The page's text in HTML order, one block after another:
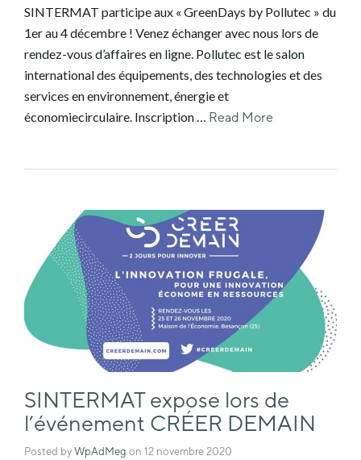
SINTERMAT participe aux « GreenDays by Pollutec » du
1er au 4 décembre ! Venez échanger avec nous lors de
rendez-vous d’affaires en ligne. Pollutec est le salon
international des équipements, des technologies et des
services en environnement, énergie et
économiecirculaire. Inscription … Read More
SINTERMAT expose lors de
l’événement CRÉER DEMAIN
Posted by WpAdMeg on 12 novembre 2020